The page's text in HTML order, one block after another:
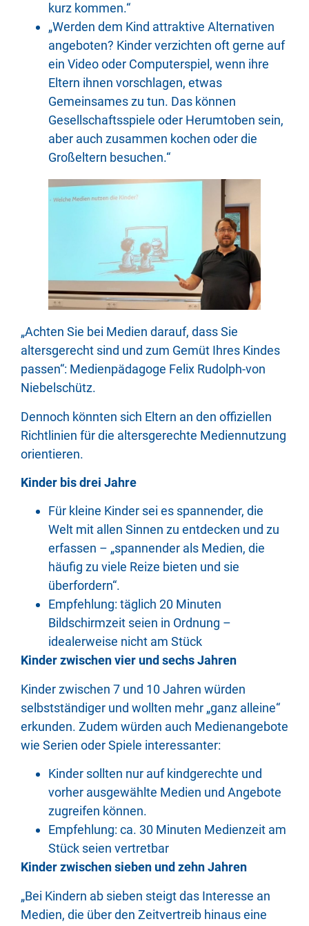
kurz kommen.“
„Werden dem Kind attraktive Alternativen
angeboten? Kinder verzichten oft gerne auf
ein Video oder Computerspiel, wenn ihre
Eltern ihnen vorschlagen, etwas
Gemeinsames zu tun. Das können
Gesellschaftsspiele oder Herumtoben sein,
aber auch zusammen kochen oder die
Großeltern besuchen.“
„Achten Sie bei Medien darauf, dass Sie
altersgerecht sind und zum Gemüt Ihres Kindes
passen“: Medienpädagoge Felix Rudolph-von
Niebelschütz.
Dennoch könnten sich Eltern an den offiziellen
Richtlinien für die altersgerechte Mediennutzung
orientieren.
Kinder bis drei Jahre
Für kleine Kinder sei es spannender, die
Welt mit allen Sinnen zu entdecken und zu
erfassen – „spannender als Medien, die
häufig zu viele Reize bieten und sie
überfordern“.
Empfehlung: täglich 20 Minuten
Bildschirmzeit seien in Ordnung –
idealerweise nicht am Stück
Kinder zwischen vier und sechs Jahren
Kinder zwischen 7 und 10 Jahren würden
selbstständiger und wollten mehr „ganz alleine“
erkunden. Zudem würden auch Medienangebote
wie Serien oder Spiele interessanter:
Kinder sollten nur auf kindgerechte und
vorher ausgewählte Medien und Angebote
zugreifen können.
Empfehlung: ca. 30 Minuten Medienzeit am
Stück seien vertretbar
Kinder zwischen sieben und zehn Jahren
„Bei Kindern ab sieben steigt das Interesse an
Medien, die über den Zeitvertreib hinaus eine